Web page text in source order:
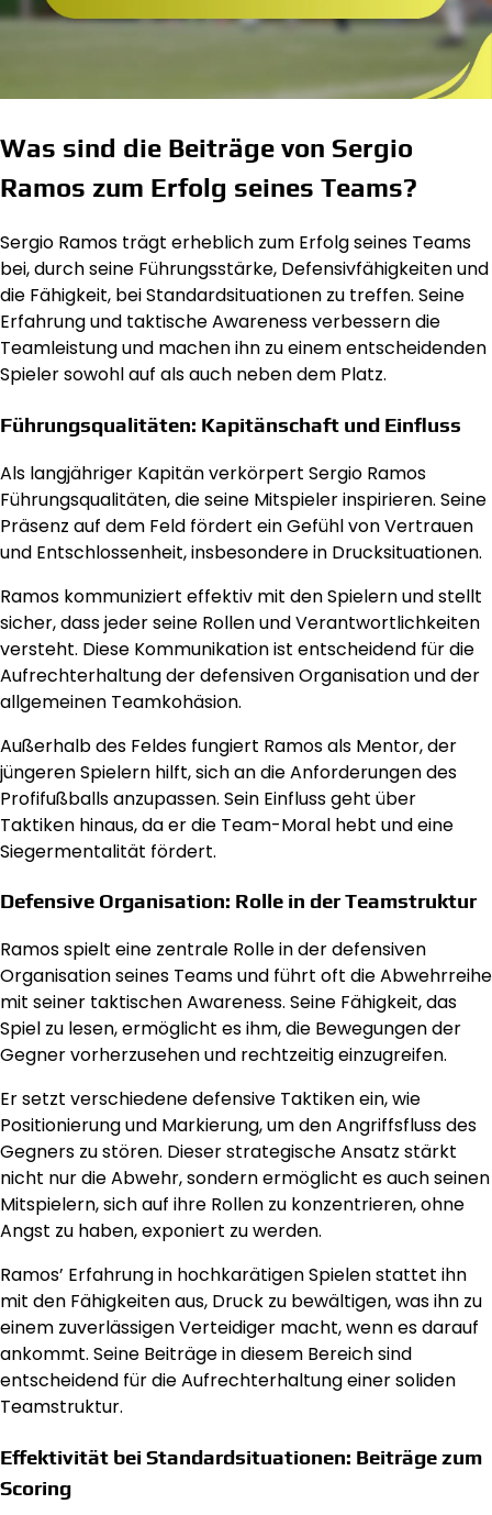
Was sind die Beiträge von Sergio
Ramos zum Erfolg seines Teams?
Sergio Ramos trägt erheblich zum Erfolg seines Teams
bei, durch seine Führungsstärke, Defensivfähigkeiten und
die Fähigkeit, bei Standardsituationen zu treffen. Seine
Erfahrung und taktische Awareness verbessern die
Teamleistung und machen ihn zu einem entscheidenden
Spieler sowohl auf als auch neben dem Platz.
Führungsqualitäten: Kapitänschaft und Einfluss
Als langjähriger Kapitän verkörpert Sergio Ramos
Führungsqualitäten, die seine Mitspieler inspirieren. Seine
Präsenz auf dem Feld fördert ein Gefühl von Vertrauen
und Entschlossenheit, insbesondere in Drucksituationen.
Ramos kommuniziert effektiv mit den Spielern und stellt
sicher, dass jeder seine Rollen und Verantwortlichkeiten
versteht. Diese Kommunikation ist entscheidend für die
Aufrechterhaltung der defensiven Organisation und der
allgemeinen Teamkohäsion.
Außerhalb des Feldes fungiert Ramos als Mentor, der
jüngeren Spielern hilft, sich an die Anforderungen des
Profifußballs anzupassen. Sein Einfluss geht über
Taktiken hinaus, da er die Team-Moral hebt und eine
Siegermentalität fördert.
Defensive Organisation: Rolle in der Teamstruktur
Ramos spielt eine zentrale Rolle in der defensiven
Organisation seines Teams und führt oft die Abwehrreihe
mit seiner taktischen Awareness. Seine Fähigkeit, das
Spiel zu lesen, ermöglicht es ihm, die Bewegungen der
Gegner vorherzusehen und rechtzeitig einzugreifen.
Er setzt verschiedene defensive Taktiken ein, wie
Positionierung und Markierung, um den Angriffsfluss des
Gegners zu stören. Dieser strategische Ansatz stärkt
nicht nur die Abwehr, sondern ermöglicht es auch seinen
Mitspielern, sich auf ihre Rollen zu konzentrieren, ohne
Angst zu haben, exponiert zu werden.
Ramos’ Erfahrung in hochkarätigen Spielen stattet ihn
mit den Fähigkeiten aus, Druck zu bewältigen, was ihn zu
einem zuverlässigen Verteidiger macht, wenn es darauf
ankommt. Seine Beiträge in diesem Bereich sind
entscheidend für die Aufrechterhaltung einer soliden
Teamstruktur.
Effektivität bei Standardsituationen: Beiträge zum
Scoring